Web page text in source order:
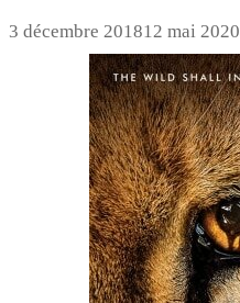
3 décembre 201812 mai 2020